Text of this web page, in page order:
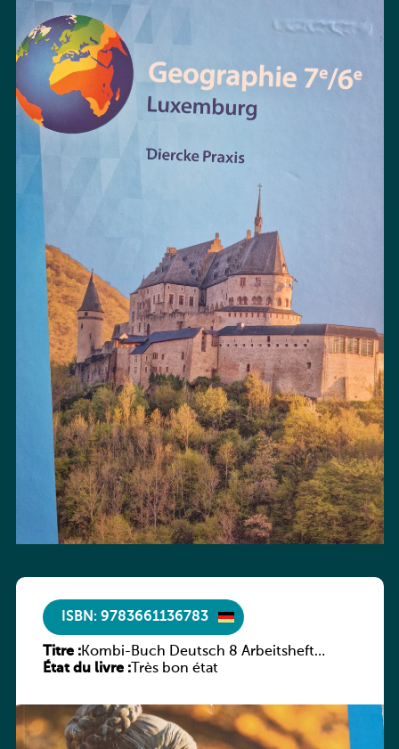
ISBN: 9783661136783
Titre :Kombi-Buch Deutsch 8 Arbeitsheft
(Neue Ausgabe Luxemburg)
État du livre :Très bon état